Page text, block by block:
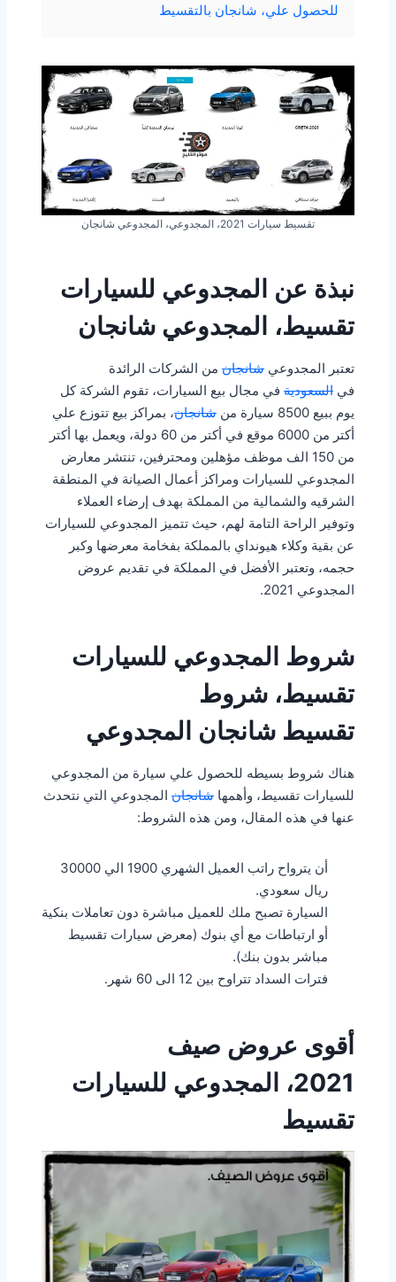
للحصول علي، شانجان بالتقسيط
تقسيط سيارات 2021، المجدوعي، المجدوعي شانجان
نبذة عن المجدوعي للسيارات
تقسيط، المجدوعي شانجان
تعتبر المجدوعي شانجان من الشركات الرائدة
في السعودية في مجال بيع السيارات، تقوم الشركة كل
يوم ببيع 8500 سيارة من
شانجان، بمراكز بيع تتوزع علي
أكتر من 6000 موقع في أكتر من 60 دولة، ويعمل بها أكتر
من 150 الف موظف مؤهلين ومحترفين، تنتشر معارض
المجدوعي للسيارات ومراكز أعمال الصيانة في المنطقة
الشرقيه والشمالية من المملكة بهدف إرضاء العملاء
وتوفير الراحة التامة لهم، حيث تتميز المجدوعي للسيارات
عن بقية وكلاء هيونداي بالمملكة بفخامة معرضها وكبر
حجمه، وتعتبر الأفضل في المملكة في تقديم عروض
المجدوعي 2021.
شروط المجدوعي للسيارات
تقسيط، شروط
تقسيط شانجان المجدوعي
هناك شروط بسيطه للحصول علي سيارة من المجدوعي
للسيارات تقسيط، وأهمها شانجان المجدوعي التي نتحدث
عنها في هذه المقال، ومن هذه الشروط:
أن يترواح راتب العميل الشهري 1900 الي 30000
ريال سعودي.
السيارة تصبح ملك للعميل مباشرة دون تعاملات بنكية
أو ارتباطات مع أي بنوك (معرض سيارات تقسيط
مباشر بدون بنك).
فترات السداد تتراوح بين 12 الى 60 شهر.
أقوى عروض صيف
2021،
المجدوعي للسيارات
تقسيط